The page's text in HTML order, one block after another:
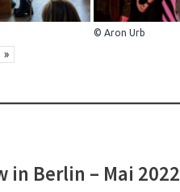
© Aron Urb
»
Berlin – Mai 2022